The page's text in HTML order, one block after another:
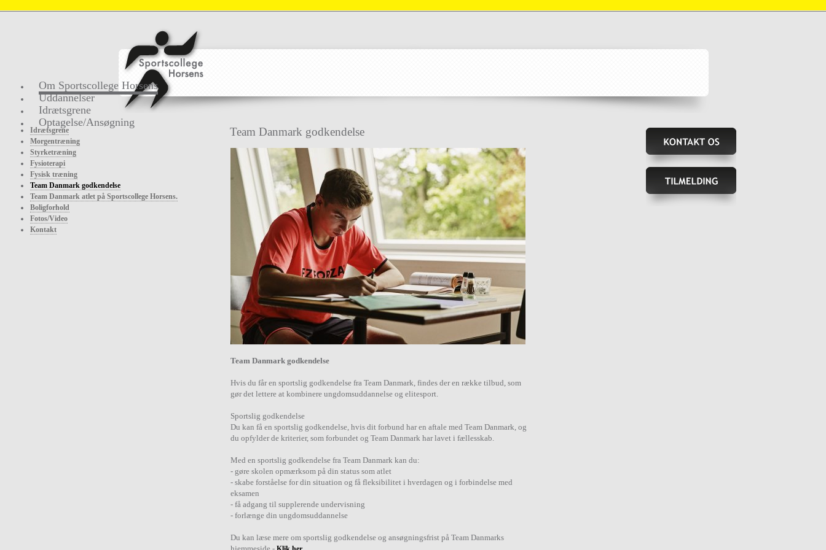
Om Sportscollege Horsens
Uddannelser
Idrætsgrene
Optagelse/Ansøgning
Idrætsgrene
Morgentræning
Styrketræning
Fysioterapi
Fysisk træning
Team Danmark godkendelse
Team Danmark atlet på Sportscollege Horsens.
Boligforhold
Fotos/Video
Kontakt
Team Danmark godkendelse
Team Danmark godkendelse
Hvis du får en sportslig godkendelse fra Team Danmark, findes der en række tilbud, som
gør det lettere at kombinere ungdomsuddannelse og elitesport.
Sportslig godkendelse
Du kan få en sportslig godkendelse, hvis dit forbund har en aftale med Team Danmark, og
du opfylder de kriterier, som forbundet og Team Danmark har lavet i fællesskab.
Med en sportslig godkendelse fra Team Danmark kan du:
- gøre skolen opmærksom på din status som atlet
- skabe forståelse for din situation og få fleksibilitet i hverdagen og i forbindelse med
eksamen
- få adgang til supplerende undervisning
- forlænge din ungdomsuddannelse
Du kan læse mere om sportslig godkendelse og ansøgningsfrist på Team Danmarks